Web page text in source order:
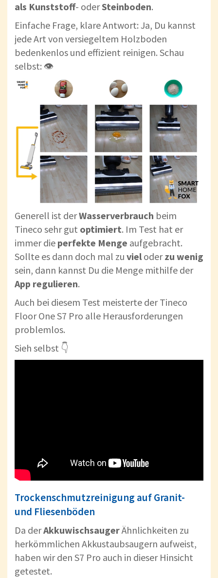
als Kunststoff- oderSteinboden.
Einfache Frage, klare Antwort: Ja, Du kannst
jede Art von versiegeltem Holzboden
bedenkenlos und effizient reinigen. Schau
selbst: 👁
Generell ist derWasserverbrauch beim
Tineco sehr gut optimiert. Im Test hat er
immer die perfekte Menge aufgebracht.
Sollte es dann doch mal zu viel oderzu wenig
sein, dann kannst Du die Menge mithilfe der
App regulieren.
Auch bei diesem Test meisterte der Tineco
Floor One S7 Pro alle Herausforderungen
problemlos.
Sieh selbst 👇
Trockenschmutzreinigung auf Granit-
und Fliesenböden
Da derAkkuwischsaugerÄhnlichkeiten zu
herkömmlichen Akkustaubsaugern aufweist,
haben wir den S7 Pro auch in dieser Hinsicht
getestet.